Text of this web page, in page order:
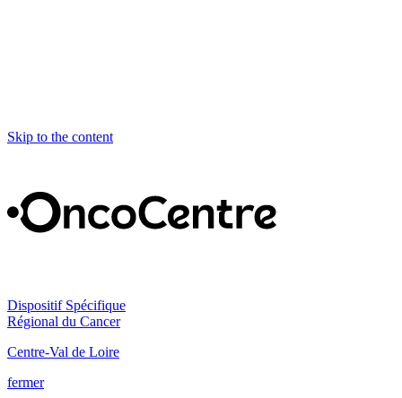
Skip to the content
Dispositif Spécifique
Régional du Cancer
Centre-Val de Loire
fermer